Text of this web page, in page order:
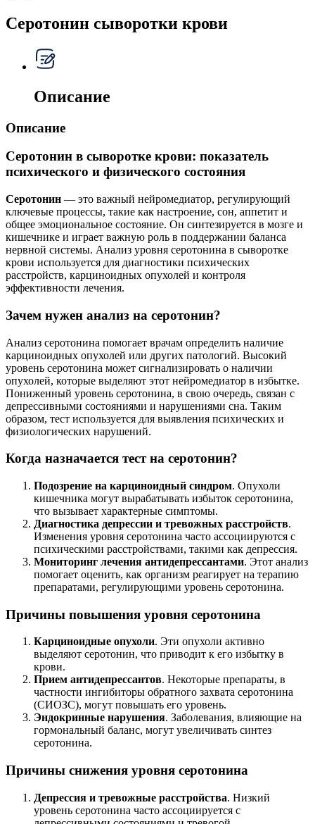
Серотонин сыворотки крови
Описание
Описание
Серотонин в сыворотке крови: показатель
психического и физического состояния
Серотонин — это важный нейромедиатор, регулирующий
ключевые процессы, такие как настроение, сон, аппетит и
общее эмоциональное состояние. Он синтезируется в мозге и
кишечнике и играет важную роль в поддержании баланса
нервной системы. Анализ уровня серотонина в сыворотке
крови используется для диагностики психических
расстройств, карциноидных опухолей и контроля
эффективности лечения.
Зачем нужен анализ на серотонин?
Анализ серотонина помогает врачам определить наличие
карциноидных опухолей или других патологий. Высокий
уровень серотонина может сигнализировать о наличии
опухолей, которые выделяют этот нейромедиатор в избытке.
Пониженный уровень серотонина, в свою очередь, связан с
депрессивными состояниями и нарушениями сна. Таким
образом, тест используется для выявления психических и
физиологических нарушений.
Когда назначается тест на серотонин?
Подозрение на карциноидный синдром. Опухоли
кишечника могут вырабатывать избыток серотонина,
что вызывает характерные симптомы.
Диагностика депрессии и тревожных расстройств.
Изменения уровня серотонина часто ассоциируются с
психическими расстройствами, такими как депрессия.
Мониторинг лечения антидепрессантами. Этот анализ
помогает оценить, как организм реагирует на терапию
препаратами, регулирующими уровень серотонина.
Причины повышения уровня серотонина
Карциноидные опухоли. Эти опухоли активно
выделяют серотонин, что приводит к его избытку в
крови.
Прием антидепрессантов. Некоторые препараты, в
частности ингибиторы обратного захвата серотонина
(СИОЗС), могут повышать его уровень.
Эндокринные нарушения. Заболевания, влияющие на
гормональный баланс, могут увеличивать синтез
серотонина.
Причины снижения уровня серотонина
Депрессия и тревожные расстройства. Низкий
уровень серотонина часто ассоциируется с